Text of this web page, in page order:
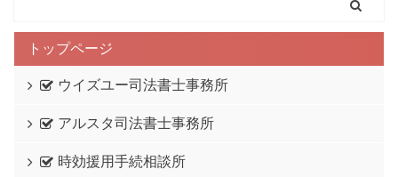
トップページ
ウイズユー司法書士事務所
アルスタ司法書士事務所
時効援用手続相談所